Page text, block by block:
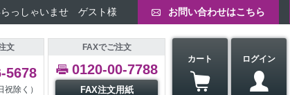
らっしゃいませ ゲスト様 お問い合わせはこちら
文
5678
除く）
FAXでご注文
0120-00-7788
FAX注文用紙
カート ログイン